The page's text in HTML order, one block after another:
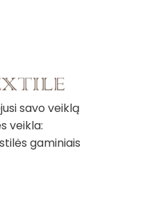
savo veiklą
veikla:
gaminiais